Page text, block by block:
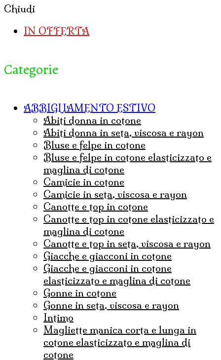
Chiudi
IN OFFERTA
Categorie
ABBIGLIAMENTO ESTIVO
abiti donna in cotone
abiti donna in seta, viscosa e rayon
bluse e felpe in cotone
bluse e felpe in cotone elasticizzato e
maglina di cotone
camicie in cotone
camicie in seta, viscosa e rayon
canotte e top in cotone
canotte e top in cotone elasticizzato e
maglina di cotone
canotte e top in seta, viscosa e rayon
Giacche e giacconi in cotone
giacche e giacconi in cotone
elasticizzato e maglina di cotone
gonne in cotone
Gonne in seta, viscosa e rayon
Intimo
magliette manica corta e lunga in
cotone elasticizzato e maglina di
cotone